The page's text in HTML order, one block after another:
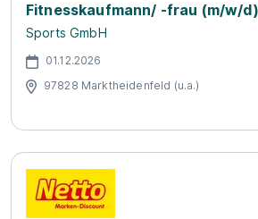
Fitnesskaufmann/ -frau (m/w/d)
Sports GmbH
01.12.2026
97828 Marktheidenfeld (u.a.)